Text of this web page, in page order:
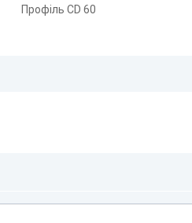
Профіль CD 60